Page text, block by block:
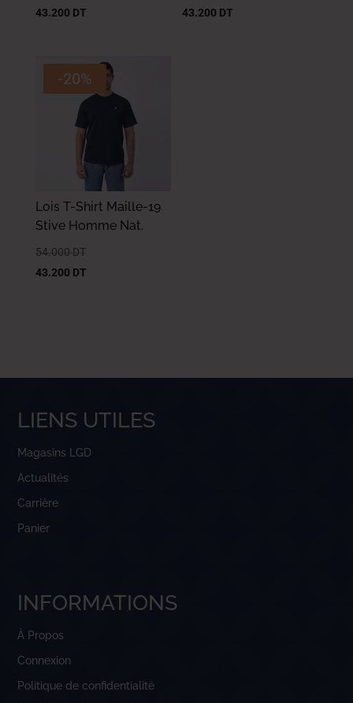
43.200 DT
43.200 DT
-20%
Lois T-Shirt Maille-19
Stive Homme Nat.
54.000 DT
43.200 DT
LIENS UTILES
Magasins LGD
Actualités
Carrière
Panier
INFORMATIONS
À Propos
Connexion
Politique de confidentialité